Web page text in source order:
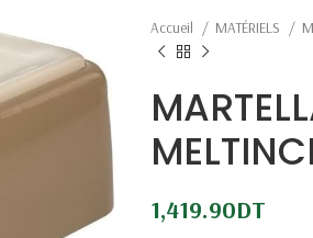
Accueil MATÉRIELS
1,419.90DT